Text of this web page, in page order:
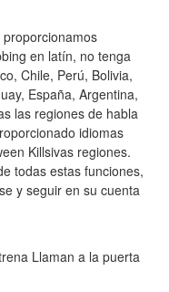
en latín, no tenga
Chile, Perú, Bolivia,
España, Argentina,
las regiones de habla
idiomas
Killsivas regiones.
todas estas funciones,
y seguir en su cuenta
Llaman a la puerta